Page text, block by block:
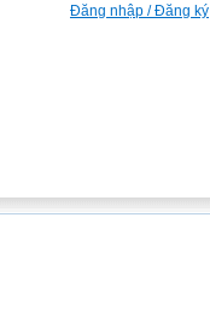
Đăng nhập / Đăng ký